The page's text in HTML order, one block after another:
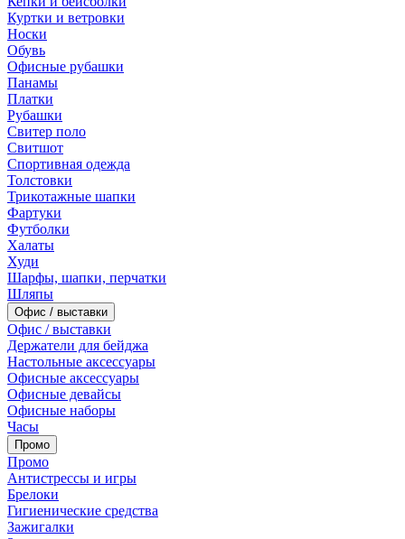
Куртки и ветровки
Носки
Обувь
Офисные рубашки
Панамы
Платки
Рубашки
Свитер поло
Свитшот
Спортивная одежда
Толстовки
Трикотажные шапки
Фартуки
Футболки
Халаты
Худи
Шарфы, шапки, перчатки
Шляпы
Офис / выставки
Офис / выставки
Держатели для бейджа
Настольные аксессуары
Офисные аксессуары
Офисные девайсы
Офисные наборы
Часы
Промо
Промо
Антистрессы и игры
Брелоки
Гигиенические средства
Зажигалки